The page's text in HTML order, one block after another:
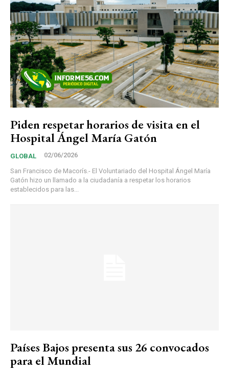
Piden respetar horarios de visita en el
Hospital Ángel María Gatón
GLOBAL 02/06/2026
San Francisco de Macorís.- El Voluntariado del Hospital Ángel María
Gatón hizo un llamado a la ciudadanía a respetar los horarios
establecidos para las...
Países Bajos presenta sus 26 convocados
para el Mundial